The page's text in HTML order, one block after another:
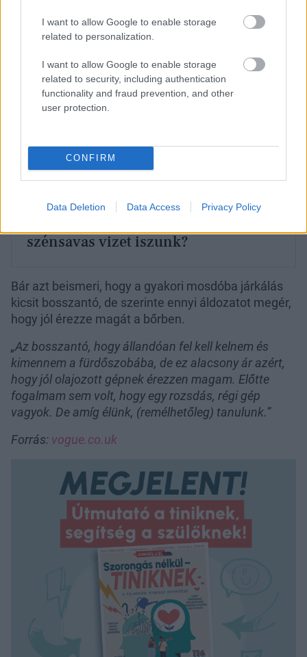
I want to allow Google to enable storage
related to personalization.
I want to allow Google to enable storage
related to security, including authentication
functionality and fraud prevention, and other
user protection.
CONFIRM
Data Deletion Data Access Privacy Policy
szénsavas vizet iszunk?
Bár azt beismeri, hogy a gyakori mosdóba járkálás
kicsit bosszantó, de szerinte ennyi áldozatot megér,
hogy jól érezze magát a bőrben.
„Az bosszantó, hogy állandóan fel kell kelnem és
kimennem a fürdőszobába, de ez alacsony ár azért,
hogy jól olajozott gépnek érezzen magam. Előtte
fogalmam sem volt, hogy egy rozsdás, régi gép
vagyok. De amíg élünk, (remélhetőleg) tanulunk.”
Forrás: vogue.co.uk